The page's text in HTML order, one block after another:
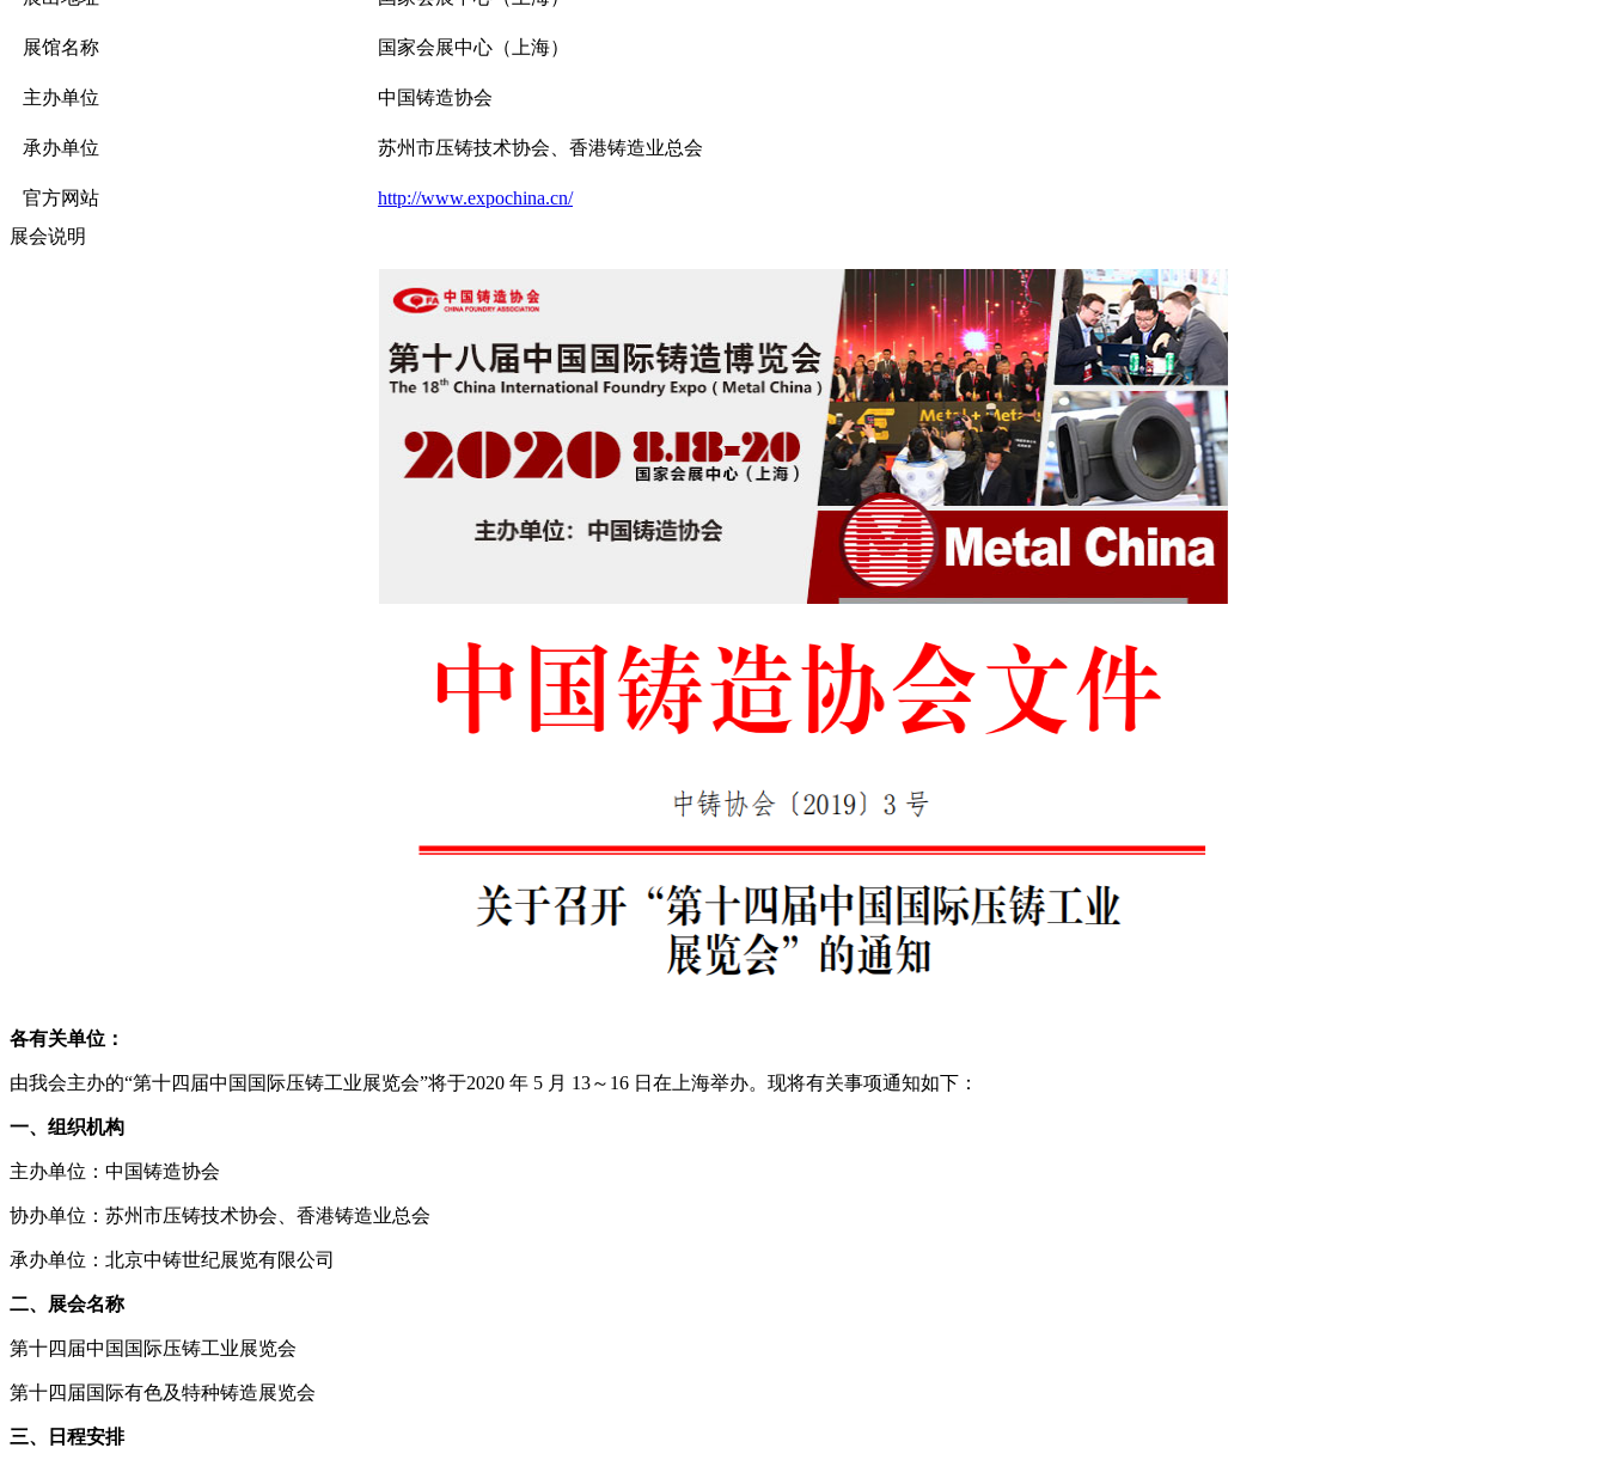
展馆名称 国家会展中心（上海）
主办单位 中国铸造协会
承办单位 苏州市压铸技术协会、香港铸造业总会
官方网站
http://www.expochina.cn/
展会说明
各有关单位：
由我会主办的“第十四届中国国际压铸工业展览会”将于2020 年 5 月 13～16 日在上海举办。现将有关事项通知如下：
一、组织机构
主办单位：中国铸造协会
协办单位：苏州市压铸技术协会、香港铸造业总会
承办单位：北京中铸世纪展览有限公司
二、展会名称
第十四届中国国际压铸工业展览会
第十四届国际有色及特种铸造展览会
三、日程安排